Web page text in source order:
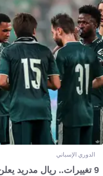
الدوري الإسباني
9 تغييرات.. ريال مدريد